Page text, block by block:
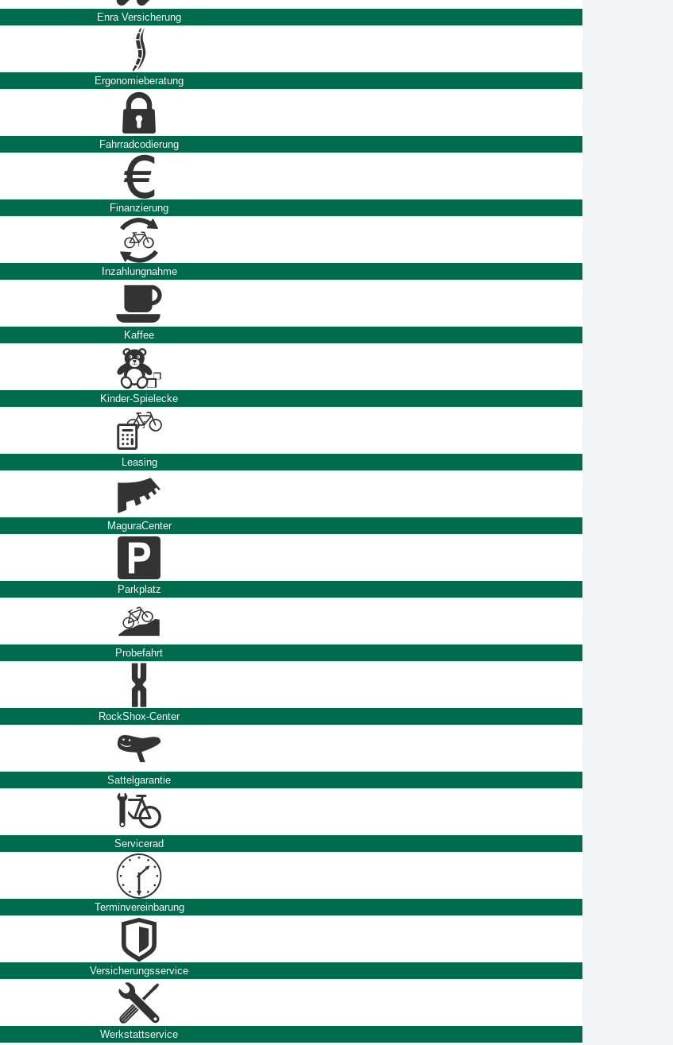
Enra Versicherung
Ergonomieberatung
Fahrradcodierung
Finanzierung
Inzahlungnahme
Kaffee
Kinder-Spielecke
Leasing
MaguraCenter
Parkplatz
Probefahrt
RockShox-Center
Sattelgarantie
Servicerad
Terminvereinbarung
Versicherungsservice
Werkstattservice